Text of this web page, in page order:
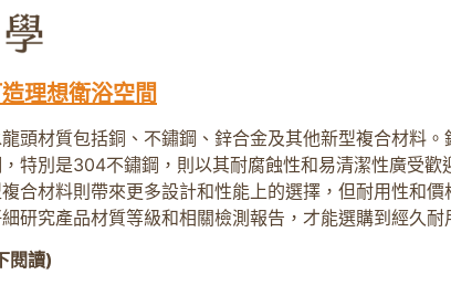
理想衛浴空間
頭材質包括銅、不鏽鋼、鋅合金及其他新型複合材料
特別是304不鏽鋼，則以其耐腐蝕性和易清潔性廣受
合材料則帶來更多設計和性能上的選擇，但耐用性和
研究產品材質等級和相關檢測報告，才能選購到經久耐
閱讀)